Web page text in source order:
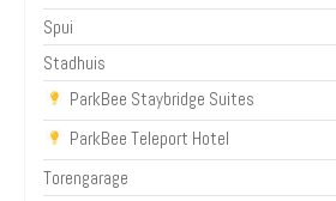
Spui
Stadhuis
ParkBee Staybridge Suites
ParkBee Teleport Hotel
Torengarage